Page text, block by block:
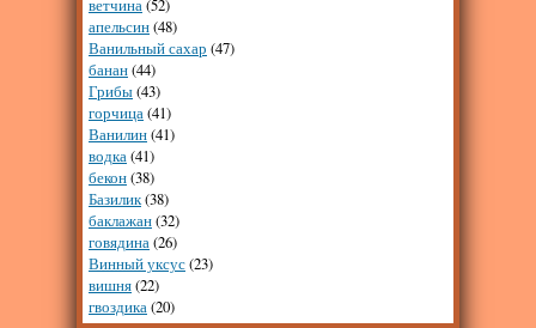
ветчина(52)
апельсин(48)
Ванильный сахар (47)
банан(44)
Грибы(43)
горчица(41)
Ванилин(41)
водка(41)
бекон(38)
Базилик(38)
баклажан(32)
говядина(26)
Винный уксус(23)
вишня(22)
гвоздика(20)